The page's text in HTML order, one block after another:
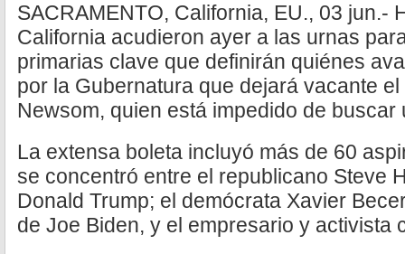
SACRAMENTO, California, EU., 03 jun.-
California acudieron ayer a las urnas
primarias clave que definirán quiénes
por la Gubernatura que dejará vacante
Newsom, quien está impedido de buscar
La extensa boleta incluyó más de 60
se concentró entre el republicano Steve
Donald Trump; el demócrata Xavier
de Joe Biden, y el empresario y activista